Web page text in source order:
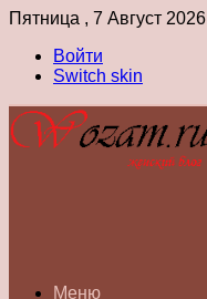
Пятница , 7 Август 2026
Войти
Switch skin
Меню